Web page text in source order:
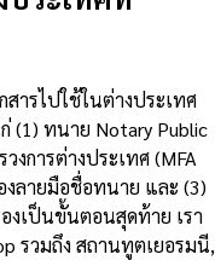
สารไปใช้ในต่างประเทศ
(1) ทนาย Notary Public
งการต่างประเทศ (MFA
งลายมือชื่อทนาย และ (3)
งเป็นขั้นตอนสุดท้าย เรา
รวมถึง สถานทูตเยอรมนี,